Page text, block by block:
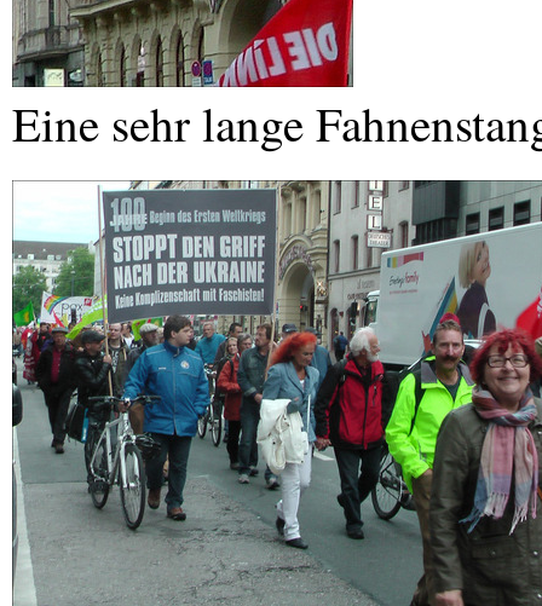
Eine sehr lange